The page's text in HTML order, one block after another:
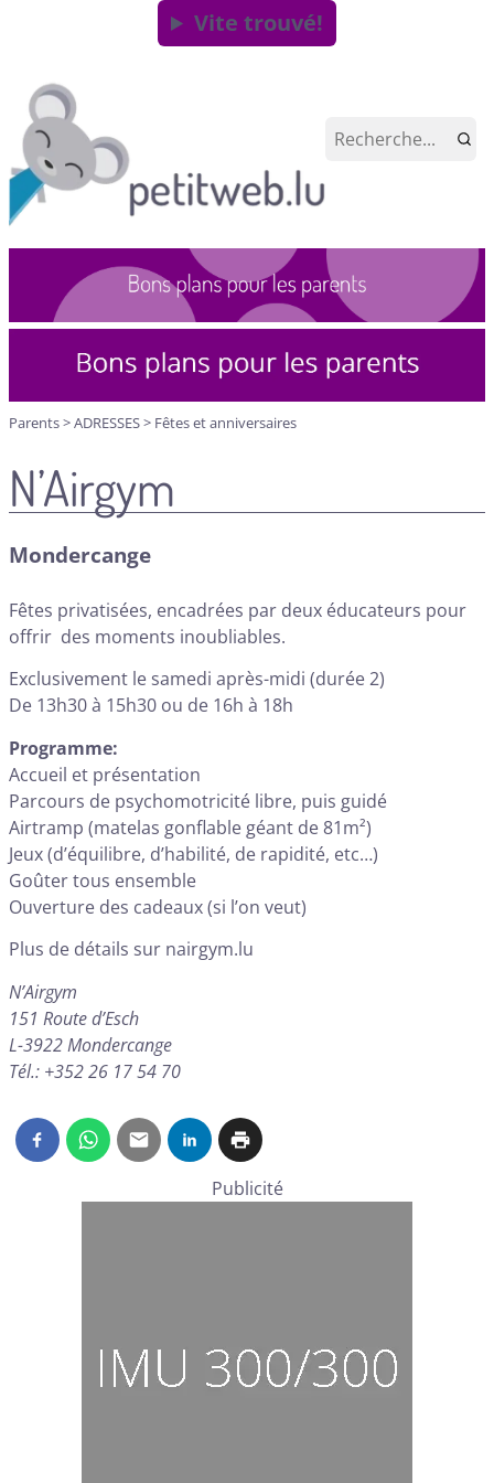
Vite trouvé!
Parents>ADRESSES> Fêtes et anniversaires
N’Airgym
Mondercange
Fêtes privatisées, encadrées par deux éducateurs pour
offrir des moments inoubliables.
Exclusivement le samedi après-midi (durée 2)
De 13h30 à 15h30 ou de 16h à 18h
Programme:
Accueil et présentation
Parcours de psychomotricité libre, puis guidé
Airtramp (matelas gonflable géant de 81m²)
Jeux (d’équilibre, d’habilité, de rapidité, etc…)
Goûter tous ensemble
Ouverture des cadeaux (si l’on veut)
Plus de détails sur nairgym.lu
N’Airgym
151 Route d’Esch
L-3922 Mondercange
Tél.: +352 26 17 54 70
Publicité